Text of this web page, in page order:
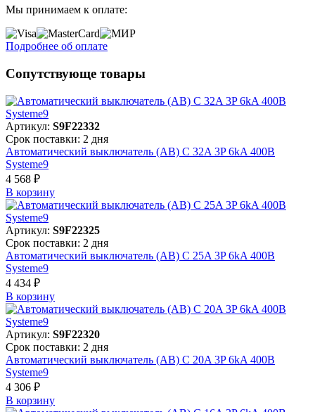
Мы принимаем к оплате:
Подробнее об оплате
Сопутствующе товары
Артикул: S9F22332
Срок поставки: 2 дня
Автоматический выключатель (АВ) C 32A 3P 6kA 400В
Systeme9
4 568 ₽
В корзинy
Артикул: S9F22325
Срок поставки: 2 дня
Автоматический выключатель (АВ) C 25A 3P 6kA 400В
Systeme9
4 434 ₽
В корзинy
Артикул: S9F22320
Срок поставки: 2 дня
Автоматический выключатель (АВ) C 20A 3P 6kA 400В
Systeme9
4 306 ₽
В корзинy